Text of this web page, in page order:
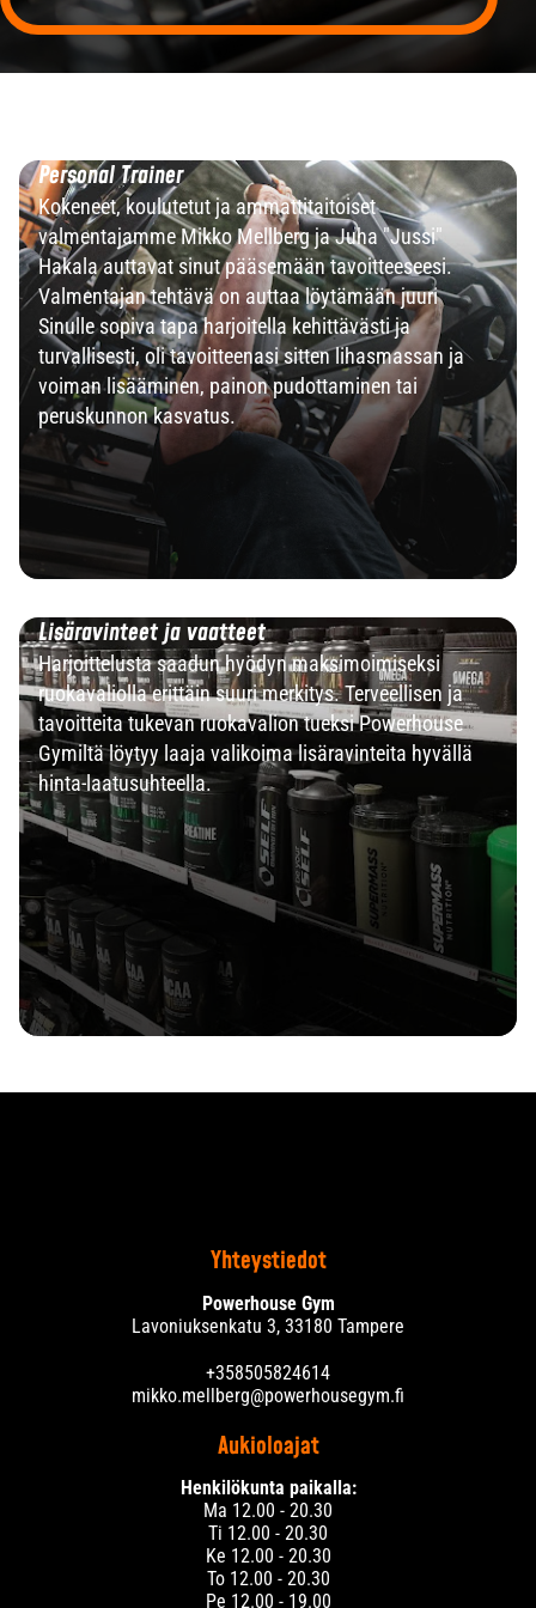
Personal Trainer
Kokeneet, koulutetut ja ammattitaitoiset
valmentajamme Mikko Mellberg ja Juha "Jussi"
Hakala auttavat sinut pääsemään tavoitteeseesi.
Valmentajan tehtävä on auttaa löytämään juuri
Sinulle sopiva tapa harjoitella kehittävästi ja
turvallisesti, oli tavoitteenasi sitten lihasmassan ja
voiman lisääminen, painon pudottaminen tai
peruskunnon kasvatus.
Lisäravinteet ja vaatteet
Harjoittelusta saadun hyödyn maksimoimiseksi
ruokavaliolla erittäin suuri merkitys. Terveellisen ja
tavoitteita tukevan ruokavalion tueksi Powerhouse
Gymiltä löytyy laaja valikoima lisäravinteita hyvällä
hinta-laatusuhteella.
Yhteystiedot
Powerhouse Gym
Lavoniuksenkatu 3, 33180 Tampere
+358505824614
mikko.mellberg@powerhousegym.fi
Aukioloajat
Henkilökunta paikalla:
Ma 12.00 - 20.30
Ti 12.00 - 20.30
Ke 12.00 - 20.30
To 12.00 - 20.30
Pe 12.00 - 19.00